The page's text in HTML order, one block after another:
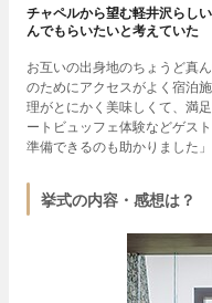
チャペルから望む軽井沢らし
んでもらいたいと考えていた
お互いの出身地のちょうど真
のためにアクセスがよく宿泊
理がとにかく美味しくて、満
ートビュッフェ体験などゲス
準備できるのも助かりました」
挙式の内容・感想は？